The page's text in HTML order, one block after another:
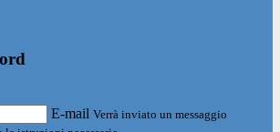
E-mail Verrà inviato un messaggio